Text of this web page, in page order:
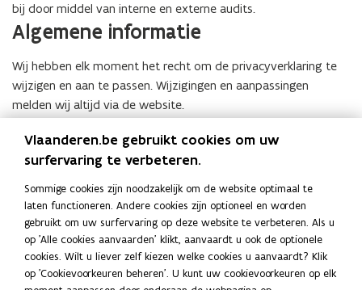
bij door middel van interne en externe audits.
Algemene informatie
Wij hebben elk moment het recht om de privacyverklaring te
wijzigen en aan te passen. Wijzigingen en aanpassingen
melden wij altijd via de website.
Deel deze pagina
i
n
k
e
d
o
p
e
e
Contact
Hebt u een privacy vraag over Mijn VerbouwLening? Stuur
Vlaanderen.be gebruikt cookies om uw
surfervaring te verbeteren.
Sommige cookies zijn noodzakelijk om de website optimaal te
laten functioneren. Andere cookies zijn optioneel en worden
gebruikt om uw surfervaring op deze website te verbeteren. Als u
op 'Alle cookies aanvaarden' klikt, aanvaardt u ook de optionele
cookies. Wilt u liever zelf kiezen welke cookies u aanvaardt? Klik
op 'Cookievoorkeuren beheren'. U kunt uw cookievoorkeuren op elk